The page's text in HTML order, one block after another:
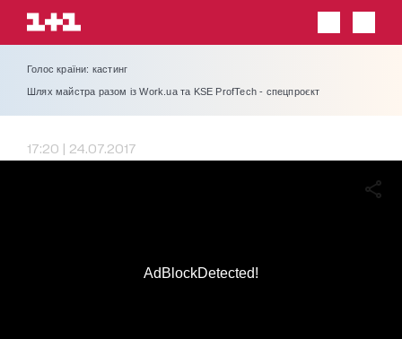
Голос країни: кастинг
Шлях майстра разом із Work.ua та KSE ProfTech - спецпроєкт
17:20 | 24.07.2017
AdBlockDetected!